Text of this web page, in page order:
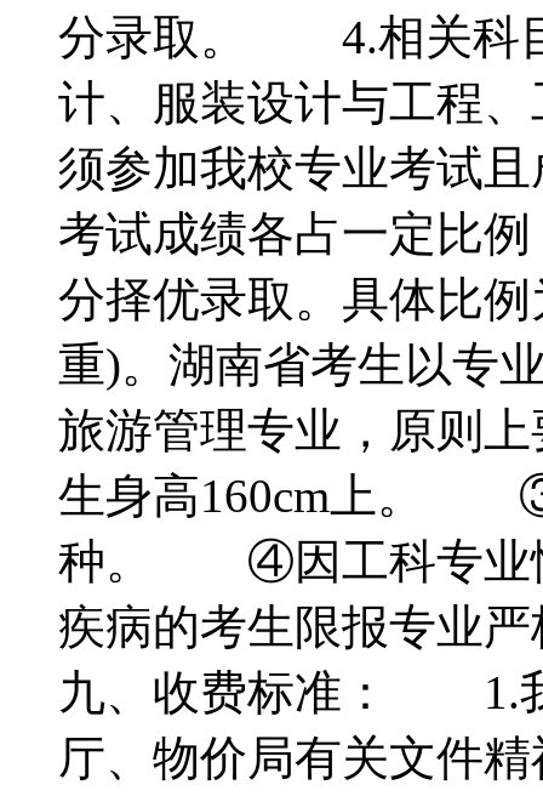
分录取。 4.相关
计、服装设计与工程
须参加我校专业考试
考试成绩各占一定比
分择优录取。具体比
重)。湖南省考生以
旅游管理专业，原则
生身高160cm上。 ③
种。 ④因工科专业性
疾病的考生限报专
九、收费标准： 1.
厅、物价局有关文件